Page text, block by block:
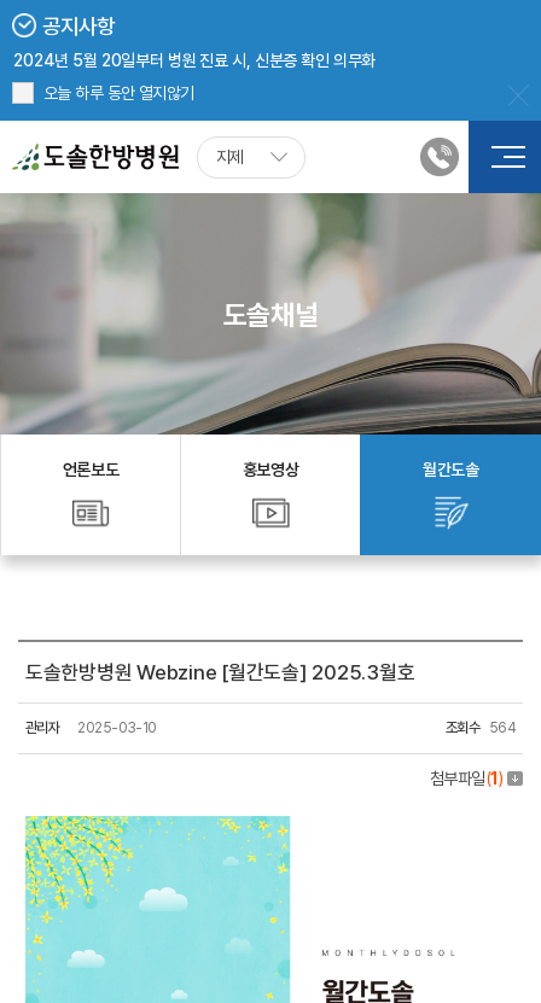
공지사항
지제도솔한방병원 8월 진료 안내
2024년 5월 20일부터 병원 진료 시, 신분증 확인 의무화
보건복지부 <의한협진 의료기관> 선정
지제도솔한방병원 첩약(한약) 처방 시, 건강보험 적용
오늘 하루 동안 열지않기
지제
도솔채널
언론보도 홍보영상 월간도솔
도솔한방병원 Webzine [월간도솔] 2025.3월호
관리자 2025-03-10 조회수 564
첨부파일(1 )